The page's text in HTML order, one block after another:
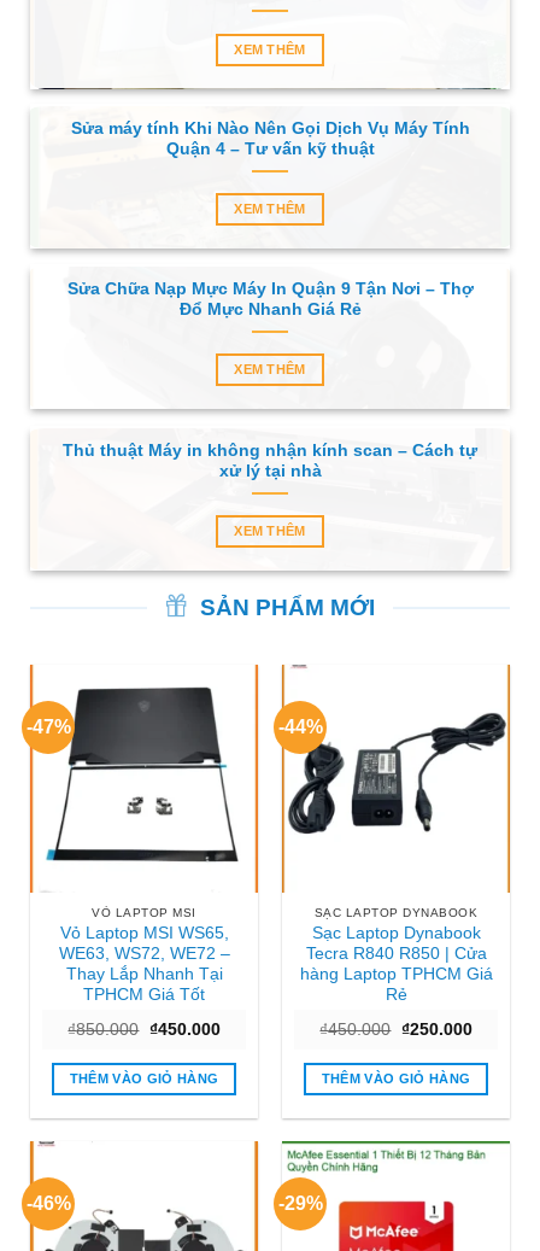
XEM THÊM
Sửa máy tính Khi Nào Nên Gọi Dịch Vụ Máy Tính
Quận 4 – Tư vấn kỹ thuật
XEM THÊM
Sửa Chữa Nạp Mực Máy In Quận 9 Tận Nơi – Thợ
Đổ Mực Nhanh Giá Rẻ
XEM THÊM
Thủ thuật Máy in không nhận kính scan – Cách tự
xử lý tại nhà
XEM THÊM
SẢN PHẨM MỚI
-47%
VỎ LAPTOP MSI
Vỏ Laptop MSI WS65,
WE63, WS72, WE72 –
Thay Lắp Nhanh Tại
TPHCM Giá Tốt
₫850.000 Giá
là:
₫850.000.
₫450.000Giá
tại
₫450.000.
THÊM VÀO GIỎ HÀNG
-44%
SẠC LAPTOP DYNABOOK
Sạc Laptop Dynabook
Tecra R840 R850 | Cửa
hàng Laptop TPHCM Giá
Rẻ
₫450.000 Giá
là:
₫450.000.
₫250.000Giá
tại
THÊM VÀO GIỎ HÀNG
-46% -29%